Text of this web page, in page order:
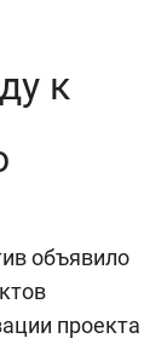
к
объявило
проекта